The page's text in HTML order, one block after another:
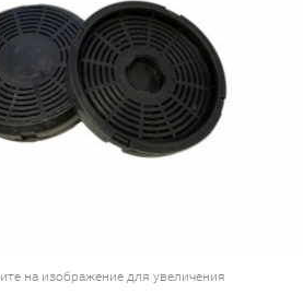
на изображение для увеличения